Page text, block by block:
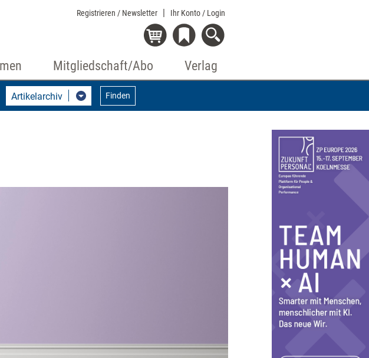
Registrieren / Newsletter Ihr Konto / Login
Mitgliedschaft/Abo Verlag
Artikelarchiv Finden